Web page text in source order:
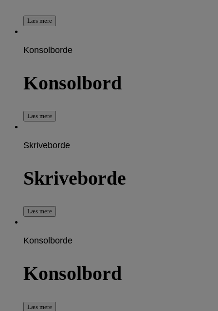
Læs mere
Konsolborde
Konsolbord
Læs mere
Skriveborde
Skriveborde
Læs mere
Konsolborde
Konsolbord
Læs mere